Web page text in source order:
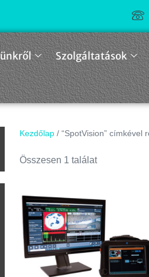
Szolgáltatások
Kezdőlap/ “SpotVision” címkével
Összesen 1 találat